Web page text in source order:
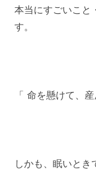
本当にすごいこと
す。
「 命を懸けて、
しかも、眠いとき